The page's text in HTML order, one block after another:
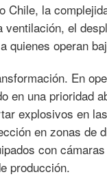
Chile, la
el
quienes operan
En
en una prioridad
explosivos en
en zonas de
con
producción.